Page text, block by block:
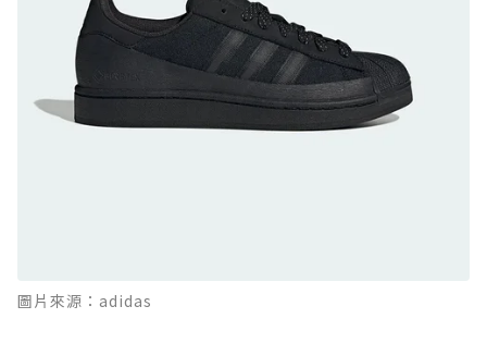
防水鞋推薦 10. PUMA Voyage NITRO™ 4
GORE-TEX：氮氣中底注入，回彈與防滑兼具的
全天候越野跑鞋
防水鞋推薦 11. On Cloudhorizon 2 WP：腳
感軟彈、搭載 Missiongrip™ 的防水輕越野鞋
Boot：馬汀首款雨靴登場，經典八孔加上全防
圖片來源：adidas